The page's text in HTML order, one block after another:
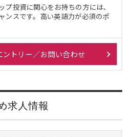
プ投資に関心をお持ちの方には、
ンスです。高い英語力が必須のポ
ントリー／お問い合わせ
求人情報